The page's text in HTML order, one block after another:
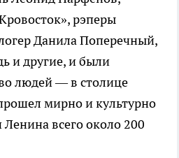
рэперы
Данила Поперечный,
и другие, и были
людей — в столице
мирно и культурно
всего около 200